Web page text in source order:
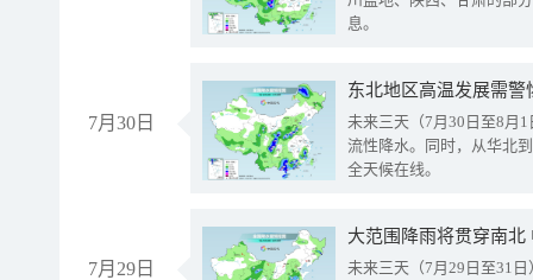
息。
7月30日
东北地区高温发展需
未来三天（7月30日至8月
流性降水。同时，从华北
全天候在线。
7月29日
大范围降雨将贯穿南
未来三天（7月29日至31